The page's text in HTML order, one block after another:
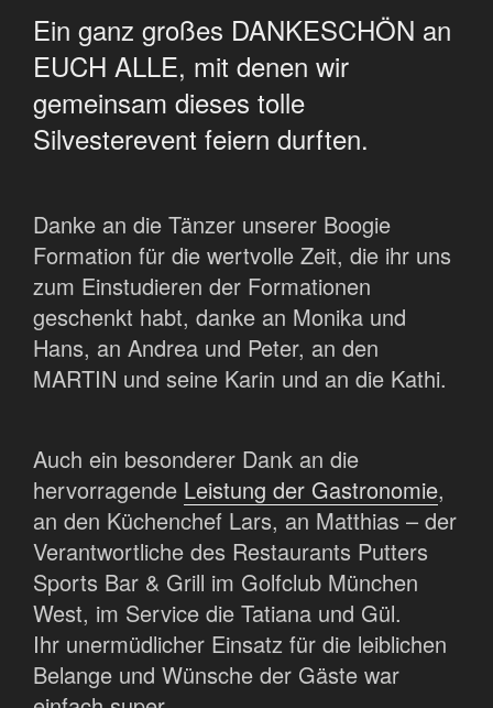
Ein ganz großes DANKESCHÖN an
EUCH ALLE, mit denen wir
gemeinsam dieses tolle
Silvesterevent feiern durften.
Danke an die Tänzer unserer Boogie
Formation für die wertvolle Zeit, die ihr uns
zum Einstudieren der Formationen
geschenkt habt, danke an Monika und
Hans, an Andrea und Peter, an den
MARTIN und seine Karin und an die Kathi.
Auch ein besonderer Dank an die
hervorragende Leistung der Gastronomie,
an den Küchenchef Lars, an Matthias – der
Verantwortliche des Restaurants Putters
Sports Bar & Grill im Golfclub München
West, im Service die Tatiana und Gül.
Ihr unermüdlicher Einsatz für die leiblichen
Belange und Wünsche der Gäste war